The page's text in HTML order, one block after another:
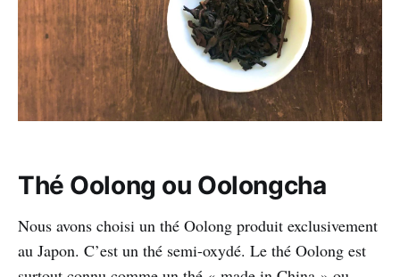
Thé Oolong ou Oolongcha
Nous avons choisi un thé Oolong produit exclusivement
au Japon. C’est un thé semi-oxydé. Le thé Oolong est